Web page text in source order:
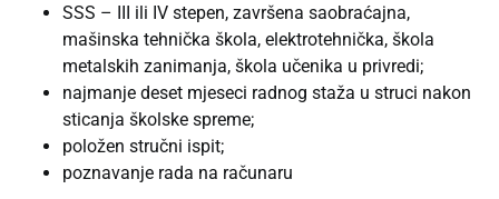
SSS – III ili IV stepen, završena saobraćajna,
mašinska tehnička škola, elektrotehnička, škola
metalskih zanimanja, škola učenika u privredi;
najmanje deset mjeseci radnog staža u struci nakon
sticanja školske spreme;
položen stručni ispit;
poznavanje rada na računaru